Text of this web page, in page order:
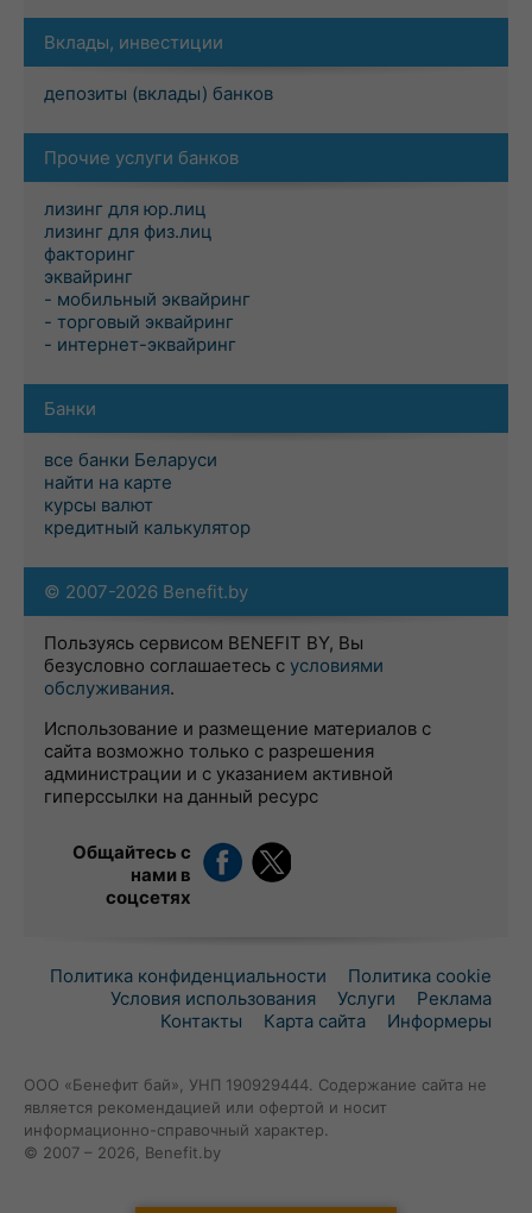
Вклады, инвестиции
депозиты (вклады) банков
Прочие услуги банков
лизинг для юр.лиц
лизинг для физ.лиц
факторинг
эквайринг
- мобильный эквайринг
- торговый эквайринг
- интернет-эквайринг
Банки
все банки Беларуси
найти на карте
курсы валют
кредитный калькулятор
© 2007-2026 Benefit.by
Пользуясь сервисом BENEFIT BY, Вы
безусловно соглашаетесь с условиями
обслуживания.
Использование и размещение материалов с
сайта возможно только с разрешения
администрации и с указанием активной
гиперссылки на данный ресурс
Общайтесь с
нами в
соцсетях
Политика конфиденциальности
Политика cookie
Условия использования
Услуги
Реклама
Контакты
Карта сайта Информеры
ООО «Бенефит бай», УНП 190929444. Содержание сайта не
является рекомендацией или офертой и носит
информационно-справочный характер.
© 2007 – 2026, Benefit.by